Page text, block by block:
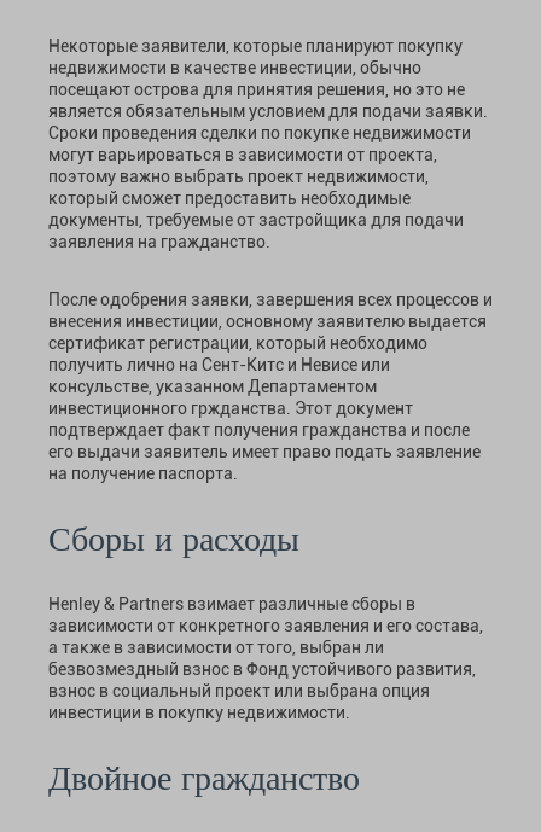
Некоторые заявители, которые планируют покупку
недвижимости в качестве инвестиции, обычно
посещают острова для принятия решения, но это не
является обязательным условием для подачи заявки.
Сроки проведения сделки по покупке недвижимости
могут варьироваться в зависимости от проекта,
поэтому важно выбрать проект недвижимости,
который сможет предоставить необходимые
документы, требуемые от застройщика для подачи
заявления на гражданство.
После одобрения заявки, завершения всех процессов и
внесения инвестиции, основному заявителю выдается
сертификат регистрации, который необходимо
получить лично на Сент-Китс и Невисе или
консульстве, указанном Департаментом
инвестиционного гржданства. Этот документ
подтверждает факт получения гражданства и после
его выдачи заявитель имеет право подать заявление
на получение паспорта.
Сборы и расходы
Henley & Partners взимает различные сборы в
зависимости от конкретного заявления и его состава,
а также в зависимости от того, выбран ли
безвозмездный взнос в Фонд устойчивого развития,
взнос в социальный проект или выбрана опция
инвестиции в покупку недвижимости.
Двойное гражданство